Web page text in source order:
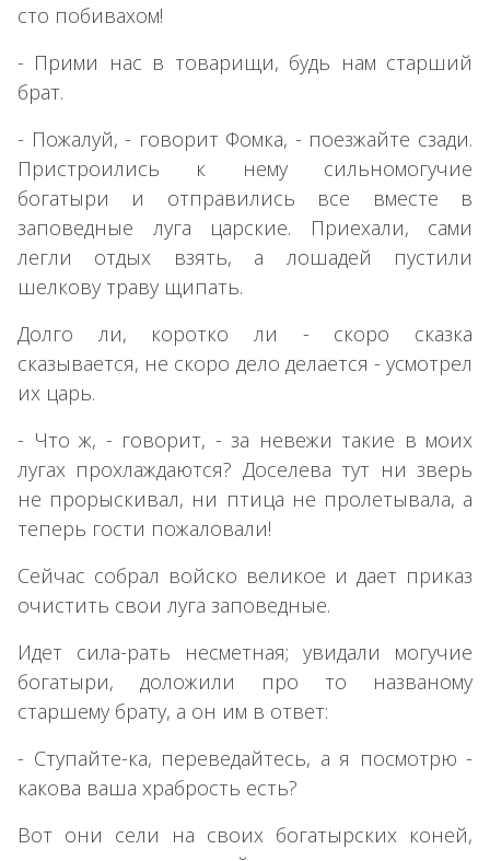
сто побивахом!
- Прими нас в товарищи, будь нам старший
брат.
- Пожалуй, - говорит Фомка, - поезжайте сзади.
Пристроились к нему сильномогучие
богатыри и отправились все вместе в
заповедные луга царские. Приехали, сами
легли отдых взять, а лошадей пустили
шелкову траву щипать.
Долго ли, коротко ли - скоро сказка
сказывается, не скоро дело делается - усмотрел
их царь.
- Что ж, - говорит, - за невежи такие в моих
лугах прохлаждаются? Доселева тут ни зверь
не прорыскивал, ни птица не пролетывала, а
теперь гости пожаловали!
Сейчас собрал войско великое и дает приказ
очистить свои луга заповедные.
Идет сила-рать несметная; увидали могучие
богатыри, доложили про то названому
старшему брату, а он им в ответ:
- Ступайте-ка, переведайтесь, а я посмотрю -
какова ваша храбрость есть?
Вот они сели на своих богатырских коней,